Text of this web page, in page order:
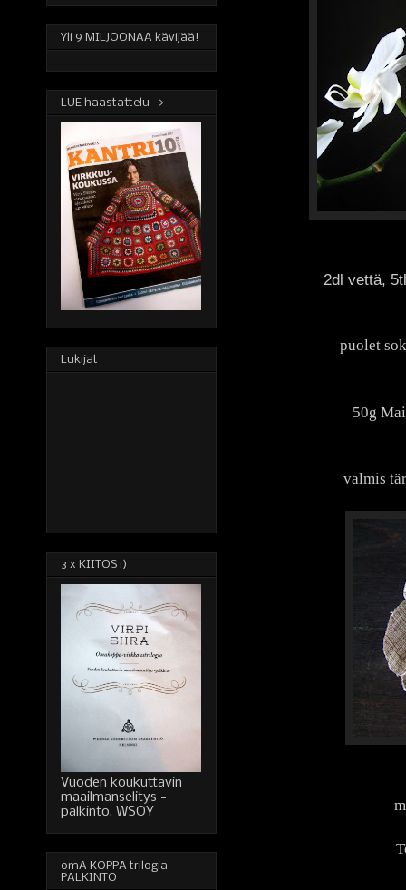
2dl vettä,
puolet
50g
valmis
Yli 9 MILJOONAA kävijää!
LUE haastattelu ->
Lukijat
3 x KIITOS :)
Vuoden koukuttavin
maailmanselitys -
palkinto, WSOY
omA KOPPA trilogia-
PALKINTO